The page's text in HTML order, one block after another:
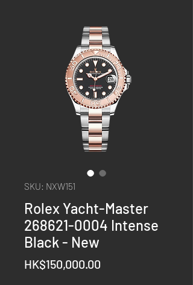
SKU: NXW151
Rolex Yacht-Master
268621-0004 Intense
Black - New
HK$150,000.00